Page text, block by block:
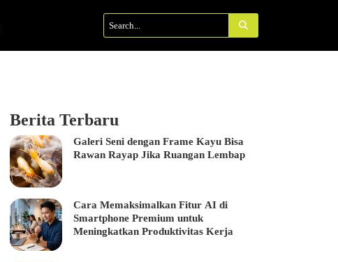
Berita Terbaru
Galeri Seni dengan Frame Kayu Bisa
Rawan Rayap Jika Ruangan Lembap
Cara Memaksimalkan Fitur AI di
Smartphone Premium untuk
Meningkatkan Produktivitas Kerja